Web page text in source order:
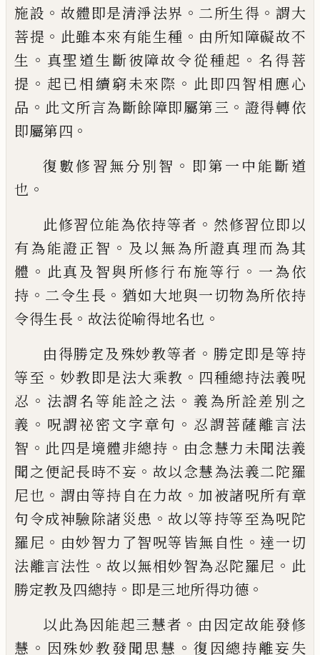
施設 。 故體即是清淨法界 。 二所生得 。謂大
菩提 。 此雖本來有能生種 。 由所知障礙故不
生 。 真聖道生斷彼障故令從種起 。 名得菩
提 。 起已相續窮未來際 。 此即四智相應心
品 。 此文所言為斷餘障即屬第三 。 證得轉依
即屬第四 。
復數修習無分別智 。 即第一中能斷道
也 。
此修習位能為依持等者 。 然修習位即以
有為能證正智 。 及以無為所證真理而為其
體 。 此真及智與所修行布施等行 。 一為依
持 。 二令生長 。 猶如大地與一切物為所依持
令得生長 。 故法從喻得地名也 。
由得勝定及殊妙教等者 。 勝定即是等持
等至 。 妙教即是法大乘教 。 四種總持法義呪
忍 。 法謂名等能詮之法 。 義為所詮差別之
義 。 呪謂祕密文字章句 。 忍謂菩薩離言法
智 。 此四是境體非總持 。 由念慧力未聞法義
聞之便記長時不妄 。 故以念慧為法義二陀羅
尼也 。 謂由等持自在力故 。加被諸呪所有章
句令成神驗除諸災患 。故以等持等至為呪陀
羅尼 。 由妙智力了智呪等皆無自性 。 達一切
法離言法性 。故以無相妙智為忍陀羅尼 。 此
勝定教及四總持 。 即是三地所得功德 。
以此為因能起三慧者 。 由因定故能發修
慧 。 因殊妙教發聞思慧 。 復 因總持離妄失